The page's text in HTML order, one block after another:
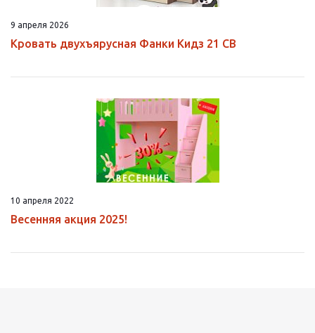
9 апреля 2026
Кровать двухъярусная Фанки Кидз 21 СВ
10 апреля 2022
Весенняя акция 2025!